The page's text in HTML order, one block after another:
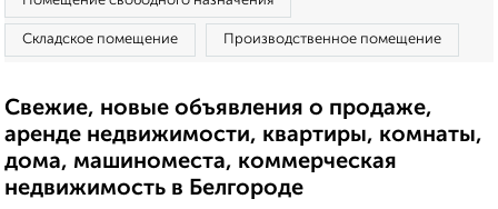
Складское помещение Производственное помещение
Свежие, новые объявления о продаже,
аренде недвижимости, квартиры, комнаты,
дома, машиноместа, коммерческая
недвижимость в Белгороде